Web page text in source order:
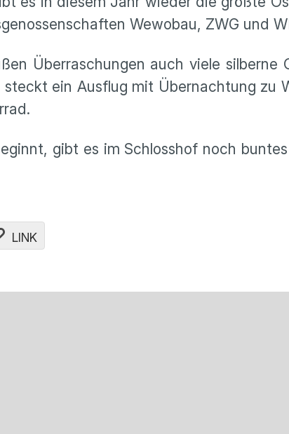
Wewobau, ZWG und
Überraschungen auch viele
ein Ausflug mit Übernachtung zu
gibt es im Schlosshof noch
LINK